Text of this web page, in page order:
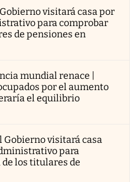
visitará casa por
para comprobar
de pensiones en
mundial renace |
por el aumento
el equilibrio
Gobierno visitará casa
para
los titulares de